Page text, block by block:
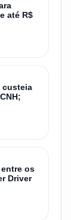
até R$
custeia
os
Driver